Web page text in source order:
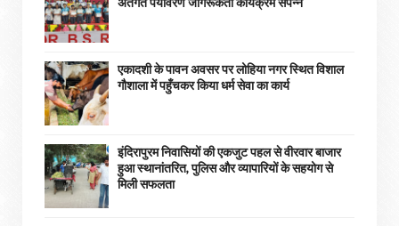
एकादशी के पावन अवसर पर लोहिया नगर स्थित विशाल
गौशाला में पहुँचकर किया धर्म सेवा का कार्य
इंदिरापुरम निवासियों की एकजुट पहल से वीरवार बाजार
हुआ स्थानांतरित, पुलिस और व्यापारियों के सहयोग से
मिली सफलता